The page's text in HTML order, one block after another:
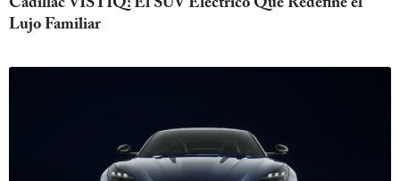
Cadillac VISTIQ: El SUV Eléctrico Que Redefine el
Lujo Familiar